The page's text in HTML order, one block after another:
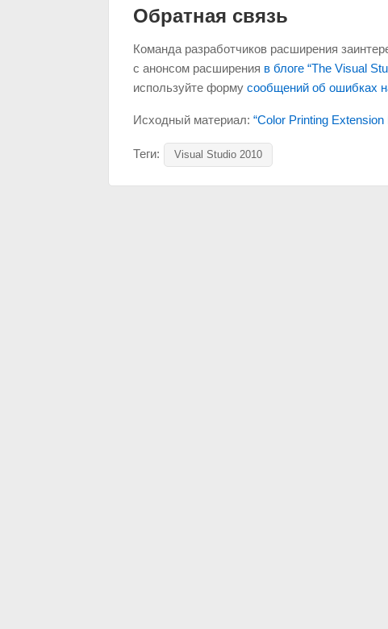
Обратная связь
Команда разработчиков расширения
с анонсом расширения в блоге “The Visual
используйте форму сообщений об ошибках
Исходный материал: “Color Printing Extension
Теги: Visual Studio 2010